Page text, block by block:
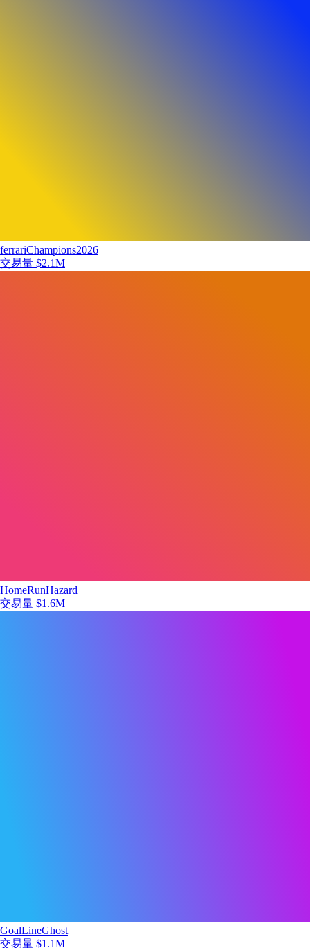
ferrariChampions2026
交易量 $2.1M
HomeRunHazard
交易量 $1.6M
GoalLineGhost
交易量 $1.1M